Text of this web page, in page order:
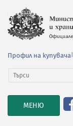
Профил на купувача
TOGGLE
NAVIGATION
МЕНЮ